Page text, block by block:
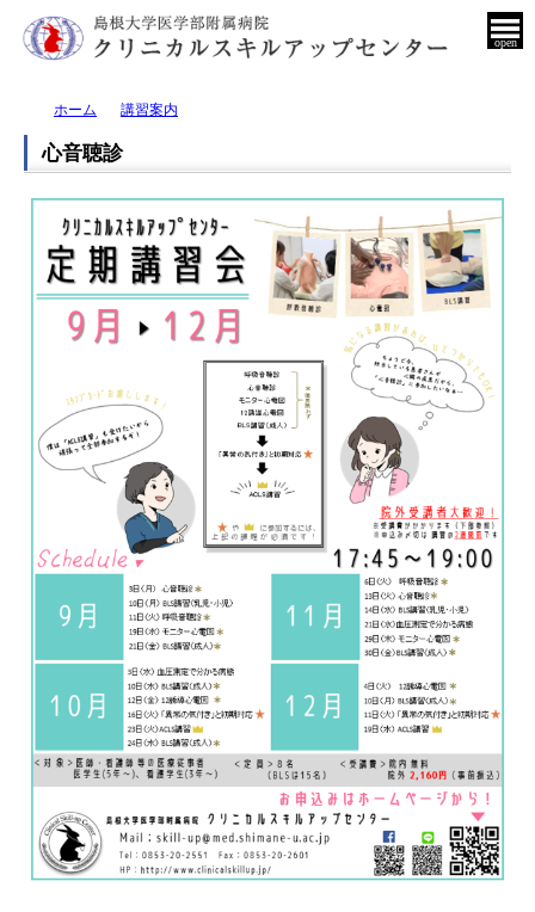
open
ホーム 講習案内
心音聴診